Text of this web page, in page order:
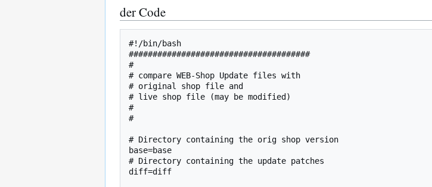
der Code
#!/bin/bash
######################################
#
# compare WEB-Shop Update files with
# original shop file and
# live shop file (may be modified)
#
#
# Directory containing the orig shop version
base=base
# Directory containing the update patches
diff=diff